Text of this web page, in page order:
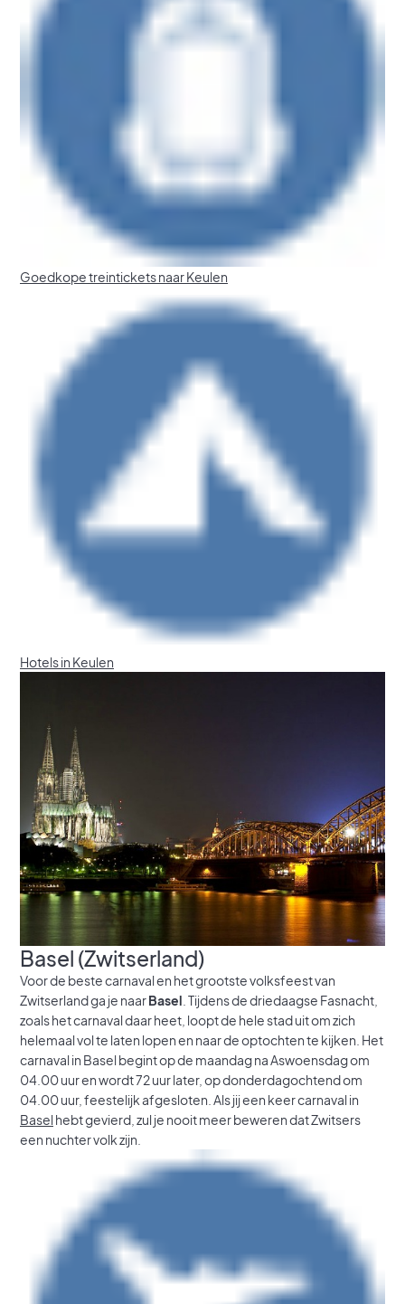
Goedkope treintickets naar Keulen
Hotels in Keulen
Basel (Zwitserland)
Voor de beste carnaval en het grootste volksfeest van
Zwitserland ga je naarBasel . Tijdens de driedaagse Fasnacht,
zoals het carnaval daar heet, loopt de hele stad uit om zich
helemaal vol te laten lopen en naar de optochten te kijken. Het
carnaval in Basel begint op de maandag na Aswoensdag om
04.00 uur en wordt 72 uur later, op donderdagochtend om
04.00 uur, feestelijk afgesloten. Als jij een keer carnaval in
Baselhebt gevierd, zul je nooit meer beweren dat Zwitsers
een nuchter volk zijn.